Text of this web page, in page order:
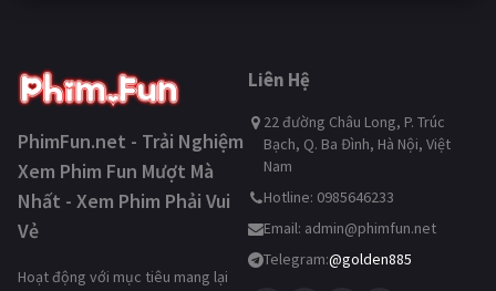
PhimFun.net - Trải Nghiệm
Xem Phim Fun Mượt Mà
Nhất - Xem Phim Phải Vui
Vẻ
Hoạt động với mục tiêu mang lại
Liên Hệ
22 đường Châu Long, P. Trúc
Bạch, Q. Ba Đình, Hà Nội, Việt
Nam
Hotline: 0985646233
Email: admin@phimfun.net
Telegram:@golden885